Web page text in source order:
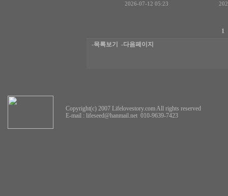
2026-07-12 05:23
1
-목록보기
-다음페이지
Copyright(c) 2007 Lifelovestory.com All rights reserved
E-mail : lifeseed@hanmail.net 010-9639-7423